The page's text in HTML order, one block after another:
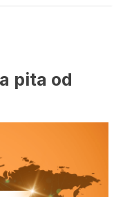
pita od